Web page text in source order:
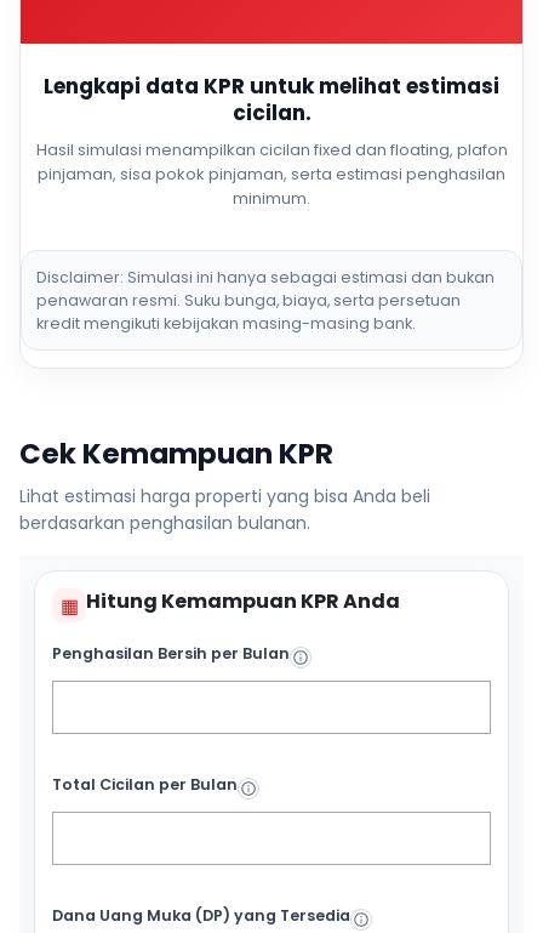
Lengkapi data KPR untuk melihat estimasi
cicilan.
Hasil simulasi menampilkan cicilan fixed dan floating, plafon
pinjaman, sisa pokok pinjaman, serta estimasi penghasilan
minimum.
Disclaimer: Simulasi ini hanya sebagai estimasi dan bukan
penawaran resmi. Suku bunga, biaya, serta persetuan
kredit mengikuti kebijakan masing-masing bank.
Cek Kemampuan KPR
Lihat estimasi harga properti yang bisa Anda beli
berdasarkan penghasilan bulanan.
▦ Hitung Kemampuan KPR Anda
Penghasilan Bersih per Bulan
Total Cicilan per Bulan
Dana Uang Muka (DP) yang Tersedia